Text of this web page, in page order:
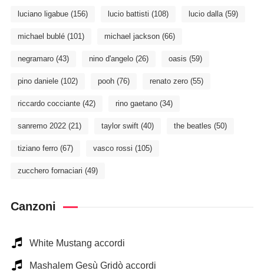
luciano ligabue(156) lucio battisti (108) lucio dalla(59)
michael bublé(101) michael jackson(66)
negramaro(43) nino d'angelo(26) oasis (59)
pino daniele(102) pooh(76) renato zero(55)
riccardo cocciante(42) rino gaetano(34)
sanremo 2022(21) taylor swift(40) the beatles (50)
tiziano ferro(67) vasco rossi (105)
zucchero fornaciari (49)
Canzoni
White Mustang accordi
Mashalem Gesù Gridò accordi